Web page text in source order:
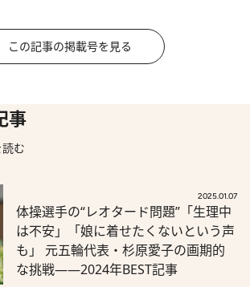
この記事の掲載号を見る
事
む
2025.01.07
体操選手の“レオタード問題”「生理中
は不安」「娘に着せたくないという声
も」 元五輪代表・杉原愛子の画期的
な挑戦――2024年BEST記事